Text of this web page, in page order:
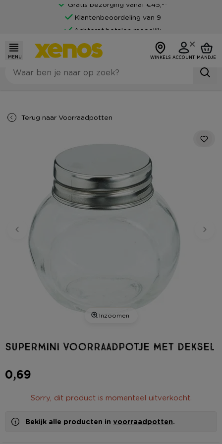
Gratis bezorging vanaf €45,-*
Klantenbeoordeling van 9
Achteraf betalen mogelijk
MENU WINKELS ACCOUNT MANDJE
Terug naar Voorraadpotten
Inzoomen
Supermini voorraadpotje met deksel
0,69
Sorry, dit product is momenteel uitverkocht.
Bekijk alle producten in voorraadpotten.